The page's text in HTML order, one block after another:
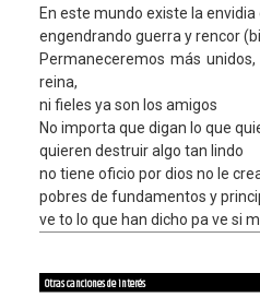
En este mundo existe la
engendrando guerra y rencor
Permaneceremos más
reina,
ni fieles ya son los amigos
No importa que digan lo que
quieren destruir algo tan lindo
no tiene oficio por dios no le
pobres de fundamentos y
ve to lo que han dicho pa ve si
Otras canciones de interés